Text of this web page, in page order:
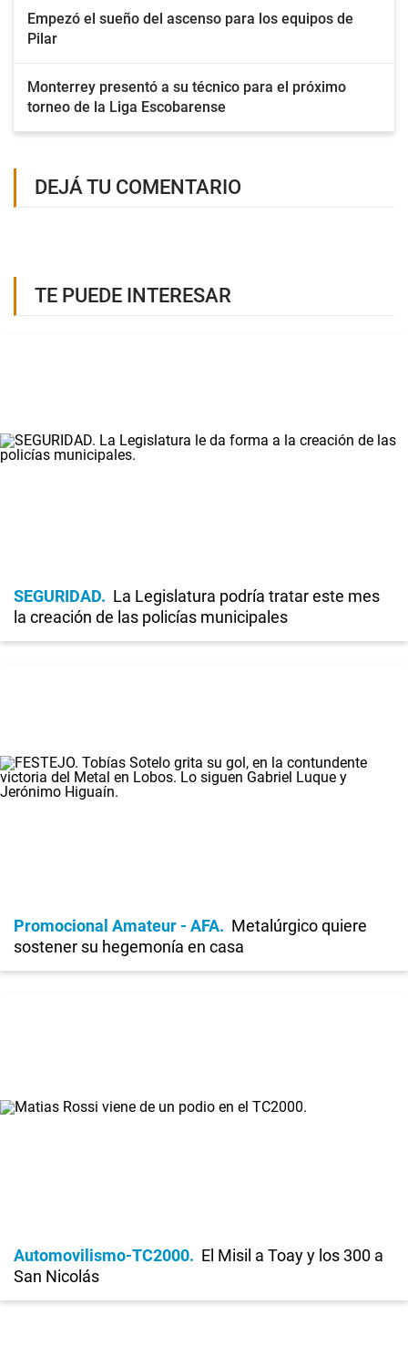
Empezó el sueño del ascenso para los equipos de
Pilar
Monterrey presentó a su técnico para el próximo
torneo de la Liga Escobarense
DEJÁ TU COMENTARIO
TE PUEDE INTERESAR
SEGURIDAD
La Legislatura podría tratar este mes
la creación de las policías municipales
Promocional Amateur - AFA
Metalúrgico quiere
sostener su hegemonía en casa
Automovilismo-TC2000
El Misil a Toay y los 300 a
San Nicolás